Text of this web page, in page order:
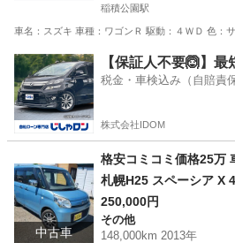
稲積公園駅
車名：スズキ 車種：ワゴンＲ 駆動：４ＷＤ 色：
北海道 札幌市 稲積公園駅 ワゴンＲ
【保証人不要🙆】
税金・車検込み（自賠責
株式会社IDOM
中古車
格安コミコミ価格25万
札幌H25 スペーシア X
250,000円
その他
148,000km 2013年